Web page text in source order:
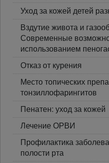
Уход за кожей детей
Вздутие живота и
Современные
использованием
Отказ от курения
Место топических
тонзиллофарингитов
Пенатен: уход за кожей
Лечение ОРВИ
Профилактика
полости рта